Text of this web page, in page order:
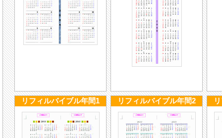
リフィルバイブル年間1 リフィルバイブル年間2